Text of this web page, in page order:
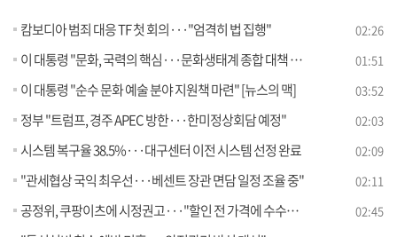
캄보디아 범죄 대응 TF 첫 회의···"엄격히 법 집행" 02:26
이 대통령 "문화, 국력의 핵심···문화생태계 종합 대책 필요" 01:51
이 대통령 "순수 문화 예술 분야 지원책 마련" [뉴스의 맥] 03:52
정부 "트럼프, 경주 APEC 방한···한미정상회담 예정" 02:03
시스템 복구율 38.5%···대구센터 이전 시스템 선정 완료 02:09
"관세협상 국익 최우선···베센트 장관 면담 일정 조율 중" 02:11
공정위, 쿠팡이츠에 시정권고···"할인 전 가격에 수수료 부과" 02:45